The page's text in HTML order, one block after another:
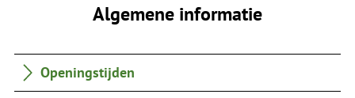
Algemene informatie
Openingstijden